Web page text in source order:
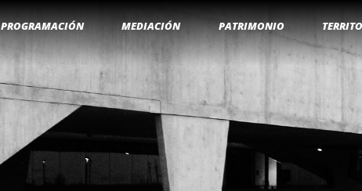
PROGRAMACIÓN MEDIACIÓN PATRIMONIO